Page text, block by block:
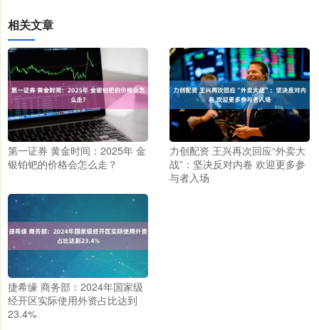
相关文章
第一证券 黄金时间：2025年 金
银铂钯的价格会怎么走？
力创配资 王兴再次回应“外卖大
战”：坚决反对内卷 欢迎更多参
与者入场
捷希缘 商务部：2024年国家级
经开区实际使用外资占比达到
23.4%